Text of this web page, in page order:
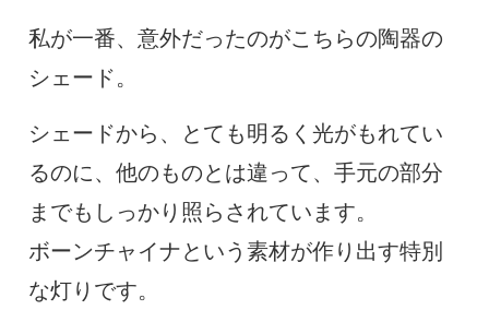
私が一番、意外だったのがこちらの陶器の
シェード。
シェードから、とても明るく光がもれてい
るのに、他のものとは違って、手元の部分
までもしっかり照らされています。
ボーンチャイナという素材が作り出す特別
な灯りです。